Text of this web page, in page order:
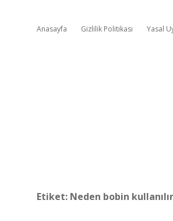
Anasayfa Gizlilik Politikası Yasal
Etiket: Neden bobin kullanılır